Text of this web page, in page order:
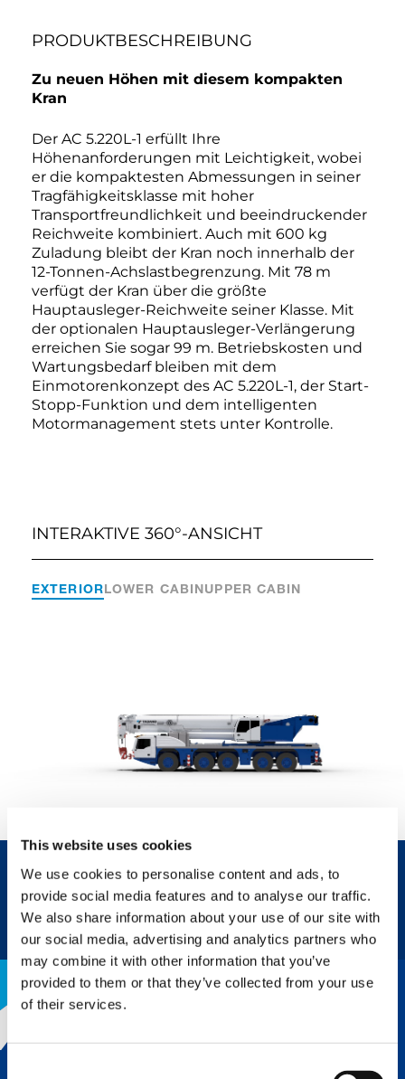
This website uses cookies
We use cookies to personalise content and ads, to
provide social media features and to analyse our traffic.
We also share information about your use of our site with
our social media, advertising and analytics partners who
may combine it with other information that you’ve
provided to them or that they’ve collected from your use
of their services.
PRODUKTBESCHREIBUNG
Zu neuen Höhen mit diesem kompakten
Kran
Der AC 5.220L-1 erfüllt Ihre
Höhenanforderungen mit Leichtigkeit, wobei
er die kompaktesten Abmessungen in seiner
Tragfähigkeitsklasse mit hoher
Transportfreundlichkeit und beeindruckender
Reichweite kombiniert. Auch mit 600 kg
Zuladung bleibt der Kran noch innerhalb der
12-Tonnen-Achslastbegrenzung. Mit 78 m
verfügt der Kran über die größte
Hauptausleger-Reichweite seiner Klasse. Mit
der optionalen Hauptausleger-Verlängerung
erreichen Sie sogar 99 m. Betriebskosten und
Wartungsbedarf bleiben mit dem
Einmotorenkonzept des AC 5.220L-1, der Start-
Stopp-Funktion und dem intelligenten
Motormanagement stets unter Kontrolle.
INTERAKTIVE 360°-ANSICHT
EXTERIORLOWER CABINUPPER CABIN
JETZT ANFRAGEN DATENBLATT
DER TADANO-VORTEIL